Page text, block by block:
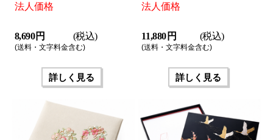
法人価格
8,690 円 (税込)
(送料・文字料金含む)
詳しく見る
法人価格
11,880 円 (税込)
(送料・文字料金含む)
詳しく見る